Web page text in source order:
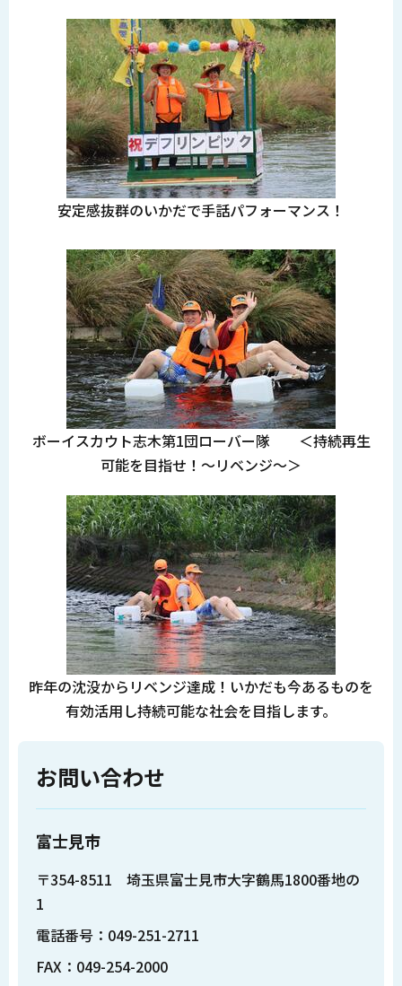
安定感抜群のいかだで手話パフォーマンス！
ボーイスカウト志木第1団ローバー隊 ＜持続再生
可能を目指せ！～リベンジ～＞
昨年の沈没からリベンジ達成！いかだも今あるものを
有効活用し持続可能な社会を目指します。
お問い合わせ
富士見市
〒354-8511 埼玉県富士見市大字鶴馬1800番地の
1
電話番号：049-251-2711
FAX：049-254-2000